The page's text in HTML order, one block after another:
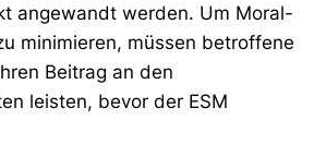
angewandt werden. Um Moral-
minimieren, müssen betroffene
Beitrag an den
leisten, bevor der ESM